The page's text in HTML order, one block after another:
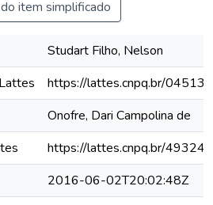
item simplificado
Studart Filho, Nelson
https://lattes.cnpq.br/
Onofre, Dari Campolina de
https://lattes.cnpq.br/
2016-06-02T20:02:48Z